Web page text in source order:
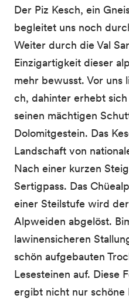
Der Piz Kesch, ein
begleitet uns noch
Weiter durch die Val
Einzigartigkeit dieser
mehr bewusst. Vor uns
ch, dahinter erhebt
seinen mächtigen
Dolomitgestein. Das
Landschaft von
Nach einer kurzen
Sertigpass. Das
einer Steilstufe wird
Alpweiden abgelöst.
lawinensicheren
schön aufgebauten
Lesesteinen auf. Diese
ergibt nicht nur schöne